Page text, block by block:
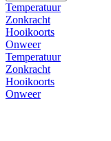
Temperatuur
Zonkracht
Hooikoorts
Onweer
Temperatuur
Zonkracht
Hooikoorts
Onweer